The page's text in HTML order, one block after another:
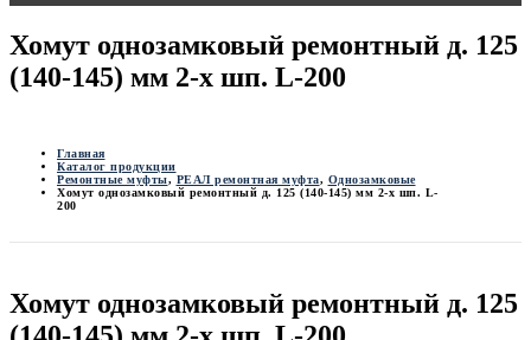
Хомут однозамковый ремонтный д. 125
(140-145) мм 2-х шп. L-200
Главная
Каталог продукции
Ремонтные муфты, РЕАЛ ремонтная муфта, Однозамковые
Хомут однозамковый ремонтный д. 125 (140-145) мм 2-х шп. L-
200
Хомут однозамковый ремонтный д. 125